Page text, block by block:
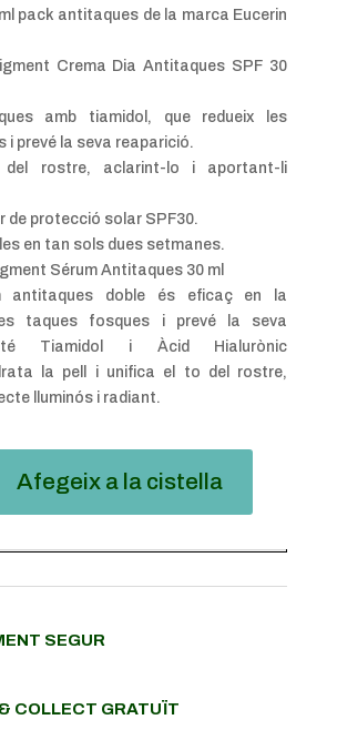
pack antitaques de la marca Eucerin
Crema Dia Antitaques SPF 30
amb tiamidol, que redueix les
i prevé la seva reaparició.
rostre, aclarint-lo i aportant-li
de protecció solar SPF30.
en tan sols dues setmanes.
Sérum Antitaques 30 ml
antitaques doble és eficaç en la
taques fosques i prevé la seva
Tiamidol i Àcid Hialurònic
la pell i unifica el to del rostre,
lluminós i radiant.
Afegeix a la cistella
SEGUR
COLLECT GRATUÏT